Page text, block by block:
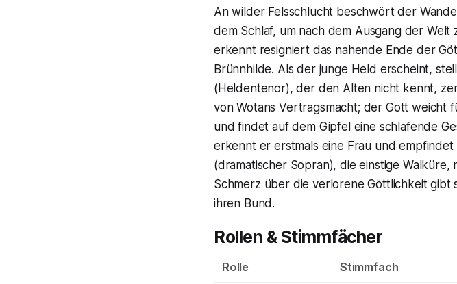
An wilder Felsschlucht beschwört der
dem Schlaf, um nach dem Ausgang der Welt
erkennt resigniert das nahende Ende der
Brünnhilde. Als der junge Held erscheint,
(Heldentenor), der den Alten nicht kennt,
von Wotans Vertragsmacht; der Gott weicht
und findet auf dem Gipfel eine schlafende
erkennt er erstmals eine Frau und
(dramatischer Sopran), die einstige
Schmerz über die verlorene Göttlichkeit gibt
ihren Bund.
Rollen & Stimmfächer
Rolle Stimmfach